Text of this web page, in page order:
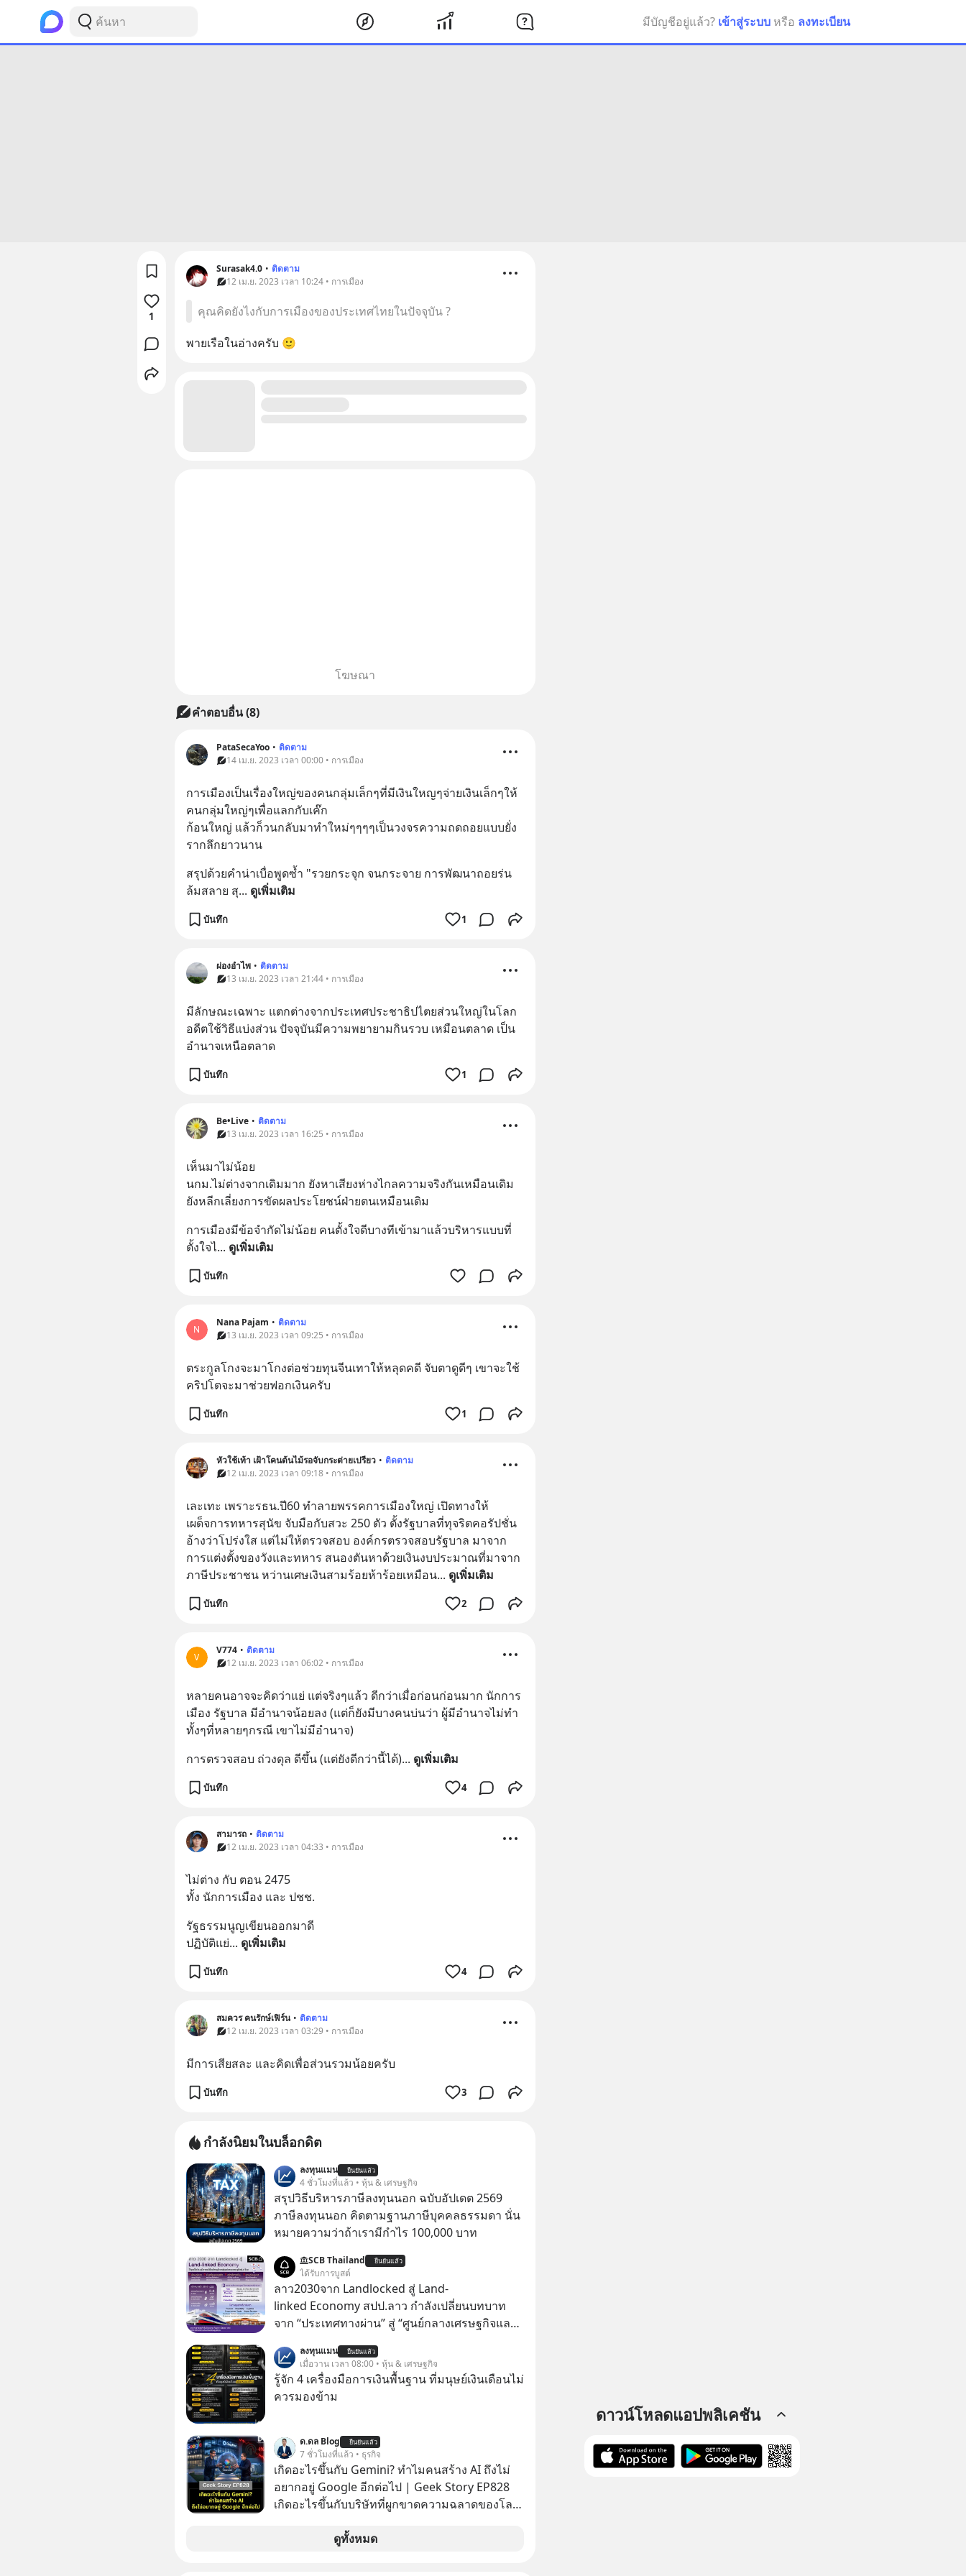
มีบัญชีอยู่แล้ว? เข้าสู่ระบบ หรือ ลงทะเบียน
Surasak4.0 • ติดตาม
12 เม.ย. 2023 เวลา 10:24 • การเมือง
คุณคิดยังไงกับการเมืองของประเทศไทยในปัจจุบัน ?
พายเรือในอ่างครับ 🙂
1
โฆษณา
คำตอบอื่น(8)
PataSecaYoo • ติดตาม
14 เม.ย. 2023 เวลา 00:00 • การเมือง
การเมืองเป็นเรื่องใหญ่ของคนกลุ่มเล็กๆที่มีเงินใหญๆจ่ายเงินเล็กๆให้
คนกลุ่มใหญ่ๆเพื่อแลกกับเค๊ก
ก้อนใหญ่ แล้วก็วนกลับมาทำใหม่ๆๆๆๆเป็นวงจรความถดถอยแบบยั่ง
รากลึกยาวนาน
สรุปด้วยคำน่าเบื่อพูดซ้ำ "รวยกระจุก จนกระจาย การพัฒนาถอยร่น
ล้มสลาย สุ... ดูเพิ่มเติม
บันทึก 1
ผ่องอำไพ • ติดตาม
13 เม.ย. 2023 เวลา 21:44 • การเมือง
มีลักษณะเฉพาะ แตกต่างจากประเทศประชาธิปไตยส่วนใหญ่ในโลก
อดีตใช้วิธีแบ่งส่วน ปัจจุบันมีความพยายามกินรวบ เหมือนตลาด เป็น
อำนาจเหนือตลาด
บันทึก 1
Be•Live • ติดตาม
13 เม.ย. 2023 เวลา 16:25 • การเมือง
เห็นมาไม่น้อย
นกม.ไม่ต่างจากเดิมมาก ยังหาเสียงห่างไกลความจริงกันเหมือนเดิม
ยังหลีกเลี่ยงการขัดผลประโยชน์ฝ่ายตนเหมือนเดิม
การเมืองมีข้อจำกัดไม่น้อย คนตั้งใจดีบางทีเข้ามาแล้วบริหารแบบที่
ตั้งใจไ... ดูเพิ่มเติม
บันทึก
N
Nana​ Pajam • ติดตาม
13 เม.ย. 2023 เวลา 09:25 • การเมือง
ตระกูลโกงจะมาโกงต่อช่วยทุนจีนเทาให้หลุดคดี​ จับตาดูดีๆ​ เขาจะใช้
คริปโตจะมาช่วยฟอกเงินครับ
บันทึก 1
หัวใช้เท้า เฝ้าโคนต้นไม้รอจับกระต่ายเปรียว • ติดตาม
12 เม.ย. 2023 เวลา 09:18 • การเมือง
เละเทะ เพราะรธน.ปี60 ทำลายพรรคการเมืองใหญ่ เปิดทางให้
เผด็จการทหารสุนัข จับมือกับสวะ 250 ตัว ตั้งรัฐบาลที่ทุจริตคอรัปชั่น
อ้างว่าโปร่งใส แต่ไม่ให้ตรวจสอบ องค์กรตรวจสอบรัฐบาล มาจาก
การแต่งตั้งของวังและทหาร สนองตันหาด้วยเงินงบประมาณที่มาจาก
ภาษีประชาชน หว่านเศษเงินสามร้อยห้าร้อยเหมือน... ดูเพิ่มเติม
บันทึก 2
V
V774 • ติดตาม
12 เม.ย. 2023 เวลา 06:02 • การเมือง
หลายคนอาจจะคิดว่าแย่ แต่จริงๆแล้ว ดีกว่าเมื่อก่อนก่อนมาก นักการ
เมือง รัฐบาล มีอำนาจน้อยลง (แต่ก็ยังมีบางคนบ่นว่า ผู้มีอำนาจไม่ทำ
ทั้งๆที่หลายๆกรณี เขาไม่มีอำนาจ)
การตรวจสอบ ถ่วงดุล ดีขึ้น (แต่ยังดีกว่านี้ได้)... ดูเพิ่มเติม
บันทึก 4
สามารถ • ติดตาม
12 เม.ย. 2023 เวลา 04:33 • การเมือง
ไม่ต่าง กับ ตอน 2475
ทั้ง นักการเมือง และ ปชช.
รัฐธรรมนูญเขียนออกมาดี
ปฏิบัติแย่... ดูเพิ่มเติม
บันทึก 4
สมควร คนรักษ์เฟิร์น • ติดตาม
12 เม.ย. 2023 เวลา 03:29 • การเมือง
มีการเสียสละ และคิดเพื่อส่วนรวมน้อยครับ
บันทึก 3
กำลังนิยมในบล็อกดิต
ลงทุนแมน ยืนยันแล้ว
4 ชั่วโมงที่แล้ว • หุ้น & เศรษฐกิจ
สรุปวิธีบริหารภาษีลงทุนนอก ฉบับอัปเดต 2569
ภาษีลงทุนนอก คิดตามฐานภาษีบุคคลธรรมดา นั่น
หมายความว่าถ้าเรามีกำไร 100,000 บาท
SCB Thailand ยืนยันแล้ว
ได้รับการบูสต์
ลาว2030จาก Landlocked สู่ Land-
linked Economy สปป.ลาว กำลังเปลี่ยนบทบาท
จาก “ประเทศทางผ่าน” สู่ “ศูนย์กลางเศรษฐกิจและ
ลงทุนแมน ยืนยันแล้ว
เมื่อวาน เวลา 08:00 • หุ้น & เศรษฐกิจ
รู้จัก 4 เครื่องมือการเงินพื้นฐาน ที่มนุษย์เงินเดือนไม่
ควรมองข้าม
ด.ดล Blog ยืนยันแล้ว
7 ชั่วโมงที่แล้ว • ธุรกิจ
เกิดอะไรขึ้นกับ Gemini? ทำไมคนสร้าง AI ถึงไม่
อยากอยู่ Google อีกต่อไป | Geek Story EP828
เกิดอะไรขึ้นกับบริษัทที่ผูกขาดความฉลาดของโลก
Gemini เคยสอบได้ที่ 1 ของวงการ AI แต่วันนี้
ดูทั้งหมด
ดาวน์โหลดแอปพลิเคชัน